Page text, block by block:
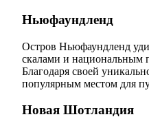
Ньюфаундленд
Остров Ньюфаундленд
скалами и национальным
Благодаря своей
популярным местом для
Новая Шотландия